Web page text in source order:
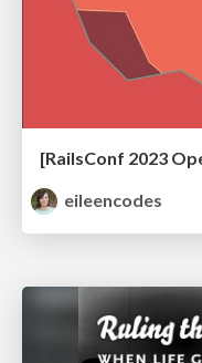
eileencodes